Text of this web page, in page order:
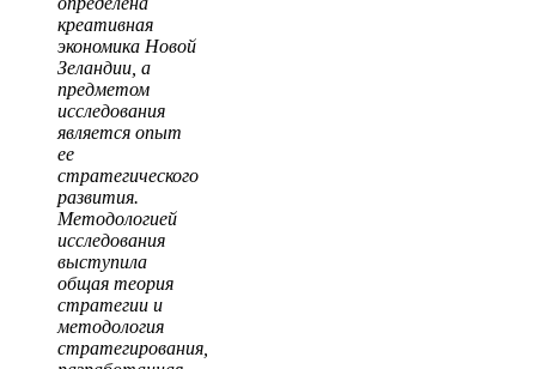
креативная
экономика Новой
Зеландии, а
предметом
исследования
является опыт
ее
стратегического
развития.
Методологией
исследования
выступила
общая теория
стратегии и
методология
стратегирования,